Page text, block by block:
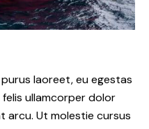
laoreet, eu egestas
ullamcorper dolor
Ut molestie cursus